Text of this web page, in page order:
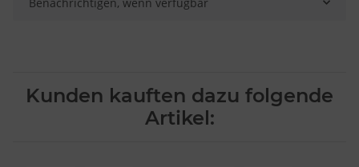
Kunden kauften dazu folgende
Artikel: